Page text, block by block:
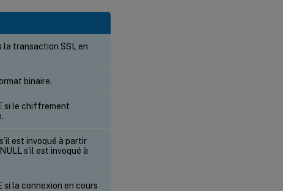
transaction SSL en
binaire.
si le chiffrement
est invoqué à partir
s’il est invoqué à
si la connexion en cours